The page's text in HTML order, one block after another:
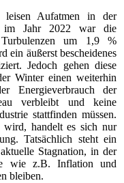
Aufatmen in der
im Jahr 2022 war die
um 1,9 %
ein äußerst bescheidenes
Jedoch gehen diese
Winter einen weiterhin
Energieverbrauch der
verbleibt und keine
stattfinden müssen.
wird, handelt es sich nur
Tatsächlich steht ein
Stagnation, in der
wie z.B. Inflation und
bleiben.